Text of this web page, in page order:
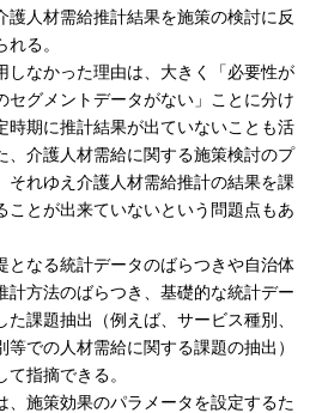
護人材需給推計結果を施策の検討に反
る。
なかった理由は、大きく「必要性が
セグメントデータがない」ことに分け
時期に推計結果が出ていないことも活
、介護人材需給に関する施策検討のプ
それゆえ介護人材需給推計の結果を課
ことが出来ていないという問題点もあ
なる統計データのばらつきや自治体
計方法のばらつき、基礎的な統計デー
課題抽出（例えば、サービス種別、
での人材需給に関する課題の抽出）
指摘できる。
施策効果のパラメータを設定するた